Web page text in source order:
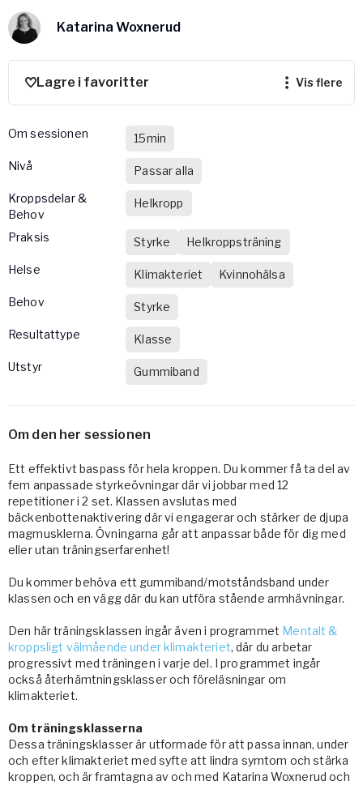
Bli samarbeidspartner med Yogobe
Yogobe Health & Care
Støtte til arbeidsgivere, forsikringsselskaper og
Pausa Smart
Yogobe för yogalærere
Katarina Woxnerud
Lagre i favoritter vis flere
Om sessionen
15min
nivå
Passar alla
Kroppsdelar &
Behov
Helkropp
praksis Styrke
Helkroppsträning
Helse
Klimakteriet
Kvinnohälsa
Behov
Styrke
Resultattype
Klasse
Utstyr
Gummiband
Om den her sessionen
Ett effektivt baspass för hela kroppen. Du kommer få ta del av
fem anpassade styrkeövningar där vi jobbar med 12
repetitioner i 2 set. Klassen avslutas med
bäckenbottenaktivering där vi engagerar och stärker de djupa
magmusklerna. Övningarna går att anpassar både för dig med
eller utan träningserfarenhet!
Du kommer behöva ett gummiband/motståndsband under
klassen och en vägg där du kan utföra stående armhävningar.
Den här träningsklassen ingår även i programmet Mentalt &
kroppsligt välmående under klimakteriet, där du arbetar
progressivt med träningen i varje del. I programmet ingår
också återhämtningsklasser och föreläsningar om
klimakteriet.
Om träningsklasserna
Dessa träningsklasser är utformade för att passa innan, under
och efter klimakteriet med syfte att lindra symtom och stärka
kroppen, och är framtagna av och med Katarina Woxnerud och